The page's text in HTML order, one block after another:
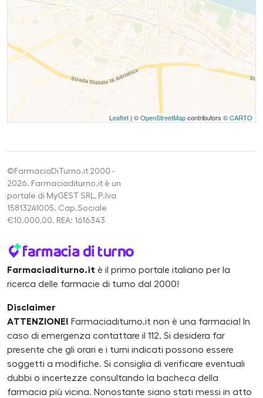
Leaflet | ©OpenStreetMapcontributors ©CARTO
©FarmaciaDiTurno.it 2000 -
2026. Farmaciaditurno.it è un
portale di MyGEST SRL, P.Iva
15813241005. Cap.Sociale
€10.000,00. REA: 1616343
Farmaciaditurno.it è il primo portale italiano per la
ricerca delle farmacie di turno dal 2000!
Disclaimer
ATTENZIONE! Farmaciaditurno.it non è una farmacia! In
caso di emergenza contattare il 112. Si desidera far
presente che gli orari e i turni indicati possono essere
soggetti a modifiche. Si consiglia di verificare eventuali
dubbi o incertezze consultando la bacheca della
farmacia più vicina. Nonostante siano stati messi in atto